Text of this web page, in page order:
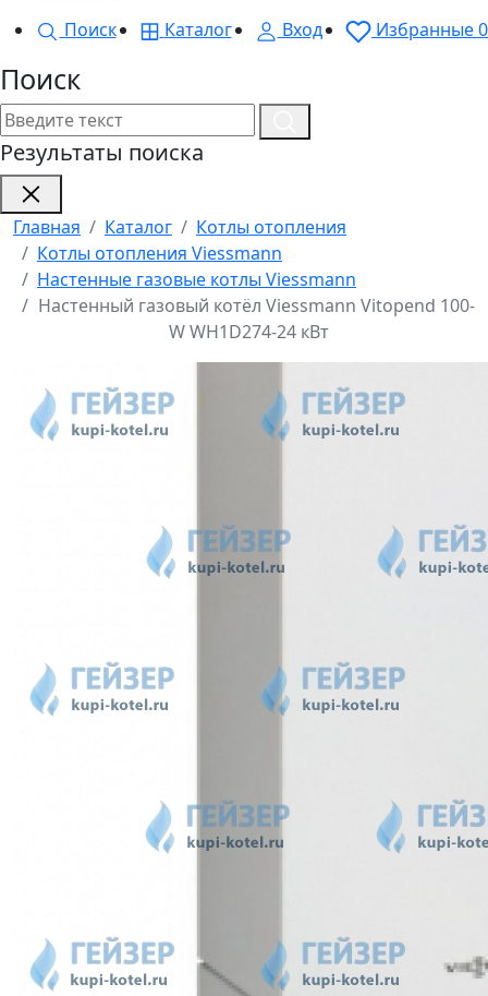
Поиск
Каталог Вход Избранные0
Поиск
Результаты поиска
Главная Каталог
Котлы отопления
Котлы отопления Viessmann
Настенные газовые котлы Viessmann
Настенный газовый котёл Viessmann Vitopend 100-
W WH1D274-24 кВт